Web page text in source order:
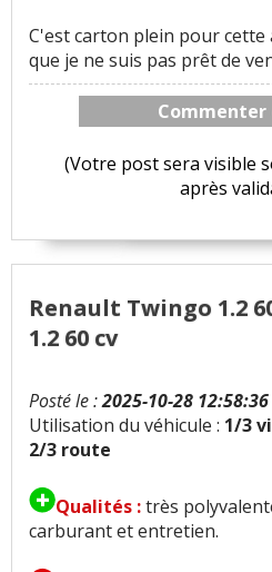
C'est carton plein pour
que je ne suis pas prêt de
Commenter
(Votre post sera visible
après
Renault Twingo 1.2
1.2 60 cv
Posté le :2025-10-28 12:58:36
Utilisation du véhicule : 1/3
2/3 route
Qualités :très
carburant et entretien.